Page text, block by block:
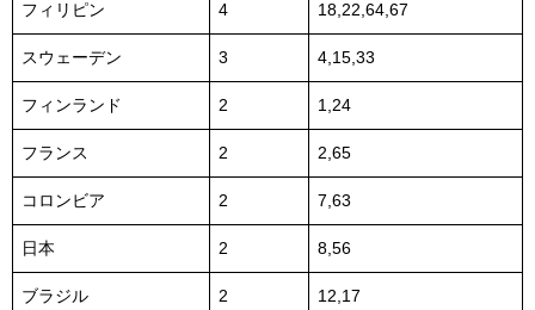
フィリピン 4 18,22,64,67
スウェーデン 3 4,15,33
フィンランド 2 1,24
フランス 2 2,65
コロンビア 2 7,63
日本 2 8,56
ブラジル 2 12,17